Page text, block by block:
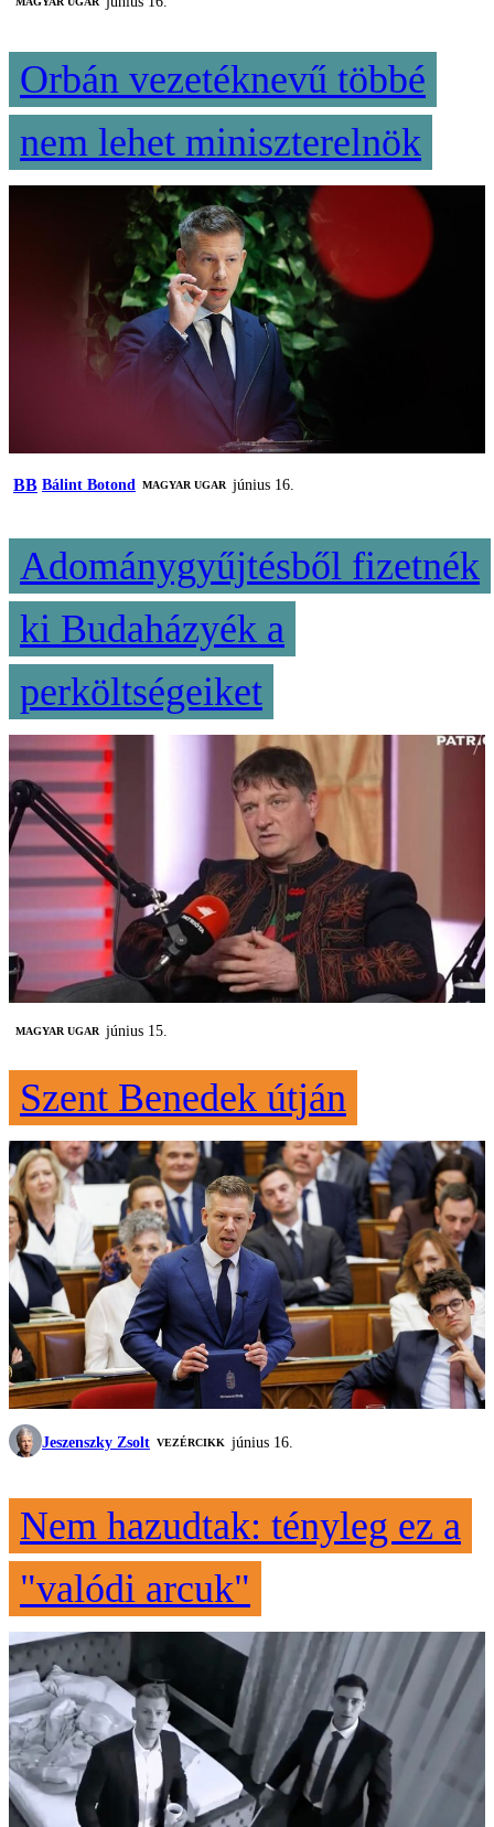
Orbán vezetéknevű többé
nem lehet miniszterelnök
BB Bálint Botond MAGYAR UGAR június 16.
Adománygyűjtésből fizetnék
ki Budaházyék a
perköltségeiket
MAGYAR UGAR június 15.
Szent Benedek útján
Jeszenszky Zsolt VEZÉRCIKK június 16.
Nem hazudtak: tényleg ez a
"valódi arcuk"